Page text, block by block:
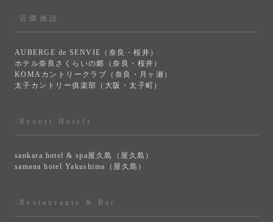
-近隣施設
AUBERGE de SENVIE（奈良・桜井）
ホテル奈良さくらいの郷（奈良・桜井）
KOMAカントリークラブ（奈良・月ヶ瀬）
太子カントリー俱楽部（大阪・太子町）
-Resort Hotels
sankara hotel & spa屋久島（屋久島）
samana hotel Yakushima（屋久島）
-Restaurants & Bar